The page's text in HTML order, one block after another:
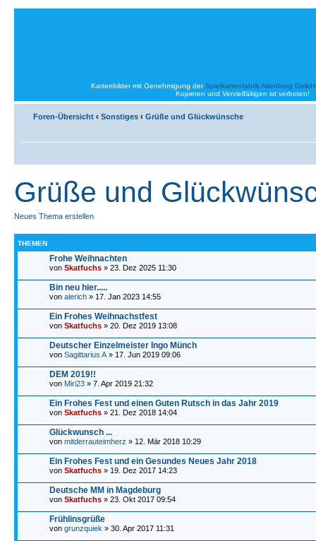
Kartenbilder mit Genehmigung derSpielkartenfabrik Altenburg GmbH
Kopieren und Vervielfältigen ist verboten!
Foren-Übersicht ‹ Sonstiges ‹ Grüße und Glückwünsche
Grüße und
Neues Thema erstellen
THEMEN
Frohe Weihnachten
von Skatfuchs » 23. Dez 2025 11:30
Bin neu hier.....
von alerich » 17. Jan 2023 14:55
Ein Frohes Weihnachstfest
von Skatfuchs » 20. Dez 2019 13:08
Deutscher Einzelmeister Ingo Münch
von Sagittarius A » 17. Jun 2019 09:06
DEM 2019!!
von Miri23 » 7. Apr 2019 21:32
Ein Frohes Fest und einen Guten Rutsch in das Jahr 2019
von Skatfuchs » 21. Dez 2018 14:04
Glückwunsch ...
von mitderrauteimherz » 12. Mär 2018 10:29
Ein Frohes Fest und ein Gesundes Neues Jahr 2018
von Skatfuchs » 19. Dez 2017 14:23
Deutsche MM in Magdeburg
von Skatfuchs » 23. Okt 2017 09:54
Frühlinsgrüße
von grunzquiek » 30. Apr 2017 11:31